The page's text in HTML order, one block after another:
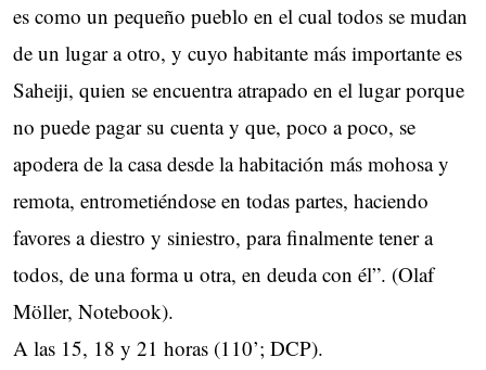
es como un pequeño pueblo en el cual todos se mudan
de un lugar a otro, y cuyo habitante más importante es
Saheiji, quien se encuentra atrapado en el lugar porque
no puede pagar su cuenta y que, poco a poco, se
apodera de la casa desde la habitación más mohosa y
remota, entrometiéndose en todas partes, haciendo
favores a diestro y siniestro, para finalmente tener a
todos, de una forma u otra, en deuda con él”. (Olaf
Möller, Notebook).
A las 15, 18 y 21 horas (110’; DCP).